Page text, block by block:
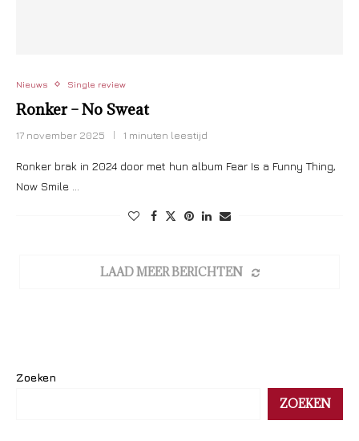
Nieuws Single review
Ronker – No Sweat
17 november 2025 1 minuten leestijd
Ronker brak in 2024 door met hun album Fear Is a Funny Thing,
Now Smile …
LAAD MEER BERICHTEN
Zoeken
ZOEKEN